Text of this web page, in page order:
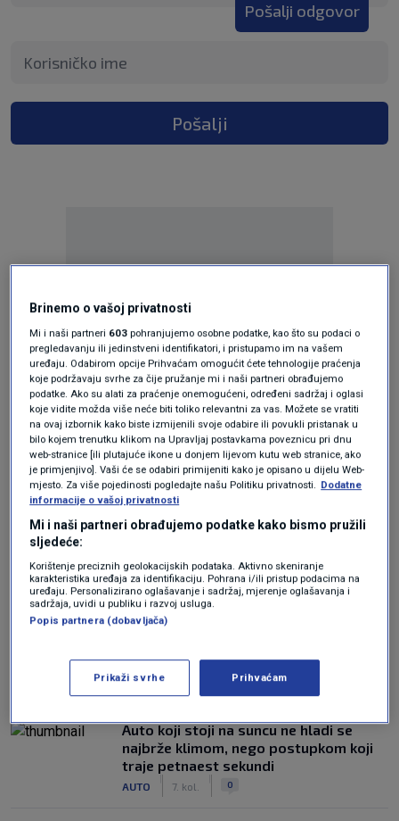
Pošalji odgovor
Pošalji
Oglas
NAJČITANIJE
Auto koji stoji na suncu ne hladi se
najbrže klimom, nego postupkom koji
traje petnaest sekundi
AUTO 7. kol. 0
Brinemo o vašoj privatnosti
Mi i naši partneri 603 pohranjujemo osobne podatke, kao što su podaci o
pregledavanju ili jedinstveni identifikatori, i pristupamo im na vašem
uređaju. Odabirom opcije Prihvaćam omogućit ćete tehnologije praćenja
koje podržavaju svrhe za čije pružanje mi i naši partneri obrađujemo
podatke. Ako su alati za praćenje onemogućeni, određeni sadržaj i oglasi
koje vidite možda više neće biti toliko relevantni za vas. Možete se vratiti
na ovaj izbornik kako biste izmijenili svoje odabire ili povukli pristanak u
bilo kojem trenutku klikom na Upravljaj postavkama poveznicu pri dnu
web-stranice [ili plutajuće ikone u donjem lijevom kutu web stranice, ako
je primjenjivo]. Vaši će se odabiri primijeniti kako je opisano u dijelu Web-
mjesto. Za više pojedinosti pogledajte našu Politiku privatnosti. Dodatne
informacije o vašoj privatnosti
Mi i naši partneri obrađujemo podatke kako bismo pružili
sljedeće:
Korištenje preciznih geolokacijskih podataka. Aktivno skeniranje
karakteristika uređaja za identifikaciju. Pohrana i/ili pristup podacima na
uređaju. Personalizirano oglašavanje i sadržaj, mjerenje oglašavanja i
sadržaja, uvidi u publiku i razvoj usluga.
Popis partnera (dobavljača)
Prikaži svrhe Prihvaćam